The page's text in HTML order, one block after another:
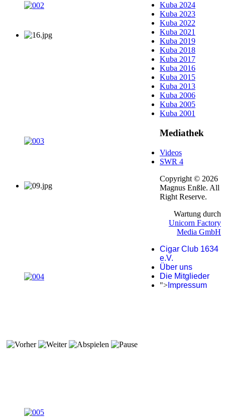
Kuba 2024
Kuba 2023
Kuba 2022
Kuba 2021
Kuba 2019
Kuba 2018
Kuba 2017
Kuba 2016
Kuba 2015
Kuba 2013
Kuba 2006
Kuba 2005
Kuba 2001
Mediathek
Videos
SWR 4
Copyright © 2026
Magnus Enßle. All
Right Reserve.
Wartung durch
Unicorn Factory
Media GmbH
Cigar Club 1634
e.V.
Über uns
Die Mitglieder
"> Impressum